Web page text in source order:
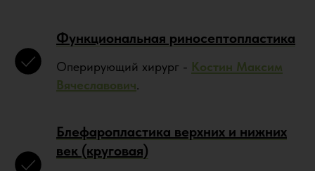
Функциональная риносептопластика
Оперирующий хирург - Костин Максим
Вячеславович.
Блефаропластика верхних и нижних
век (круговая)